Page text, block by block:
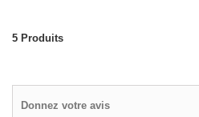
5 Produits
Donnez votre avis